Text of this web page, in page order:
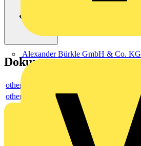
Alexander Bürkle GmbH & Co. KG
Dokumente
others
others